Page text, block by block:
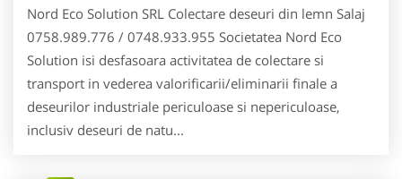
Nord Eco Solution SRL Colectare deseuri din lemn Salaj
0758.989.776 / 0748.933.955 Societatea Nord Eco
Solution isi desfasoara activitatea de colectare si
transport in vederea valorificarii/eliminarii finale a
deseurilor industriale periculoase si nepericuloase,
inclusiv deseuri de natu...